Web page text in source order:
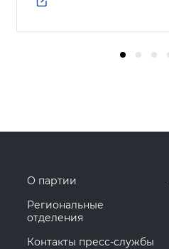
О партии
Региональные
отделения
Контакты пресс-службы